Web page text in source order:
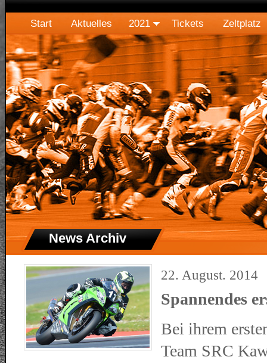
Start Aktuelles 2021 Tickets Zeltplatz
News Archiv
22. August. 2014
Spannendes
Bei ihrem
Team SRC